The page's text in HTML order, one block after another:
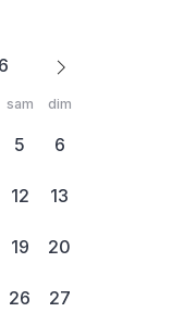
sam dim
5 6
12 13
19 20
26 27